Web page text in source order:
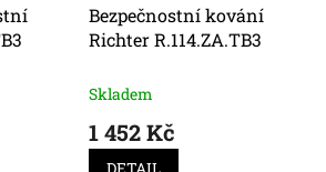
Bezpečnostní kování
Richter R.114.ZA.TB3
Skladem
1 452 Kč